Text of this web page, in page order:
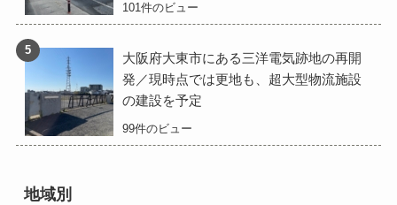
101件のビュー
大阪府大東市にある三洋電気跡地の再開
発／現時点では更地も、超大型物流施設
の建設を予定
99件のビュー
地域別